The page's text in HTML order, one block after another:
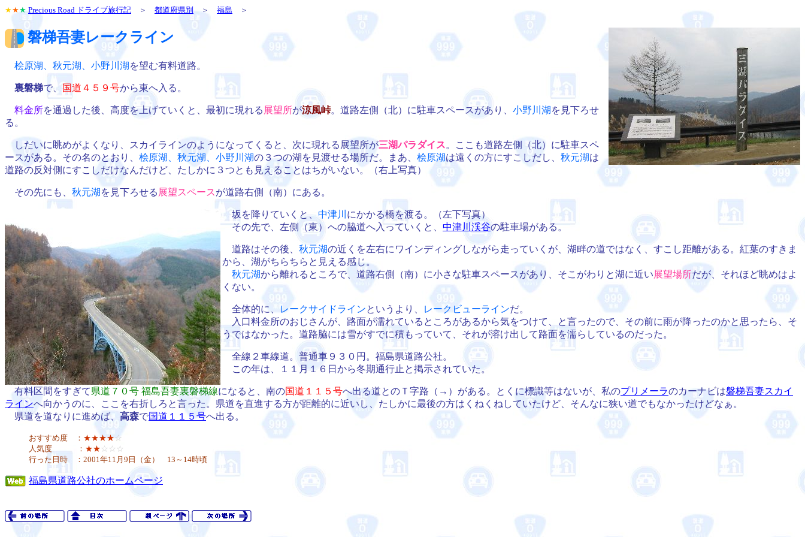
★★★ Precious Road ドライブ旅行記 ＞ 都道府県別＞ 福島 ＞
磐梯吾妻レークライン
桧原湖、秋元湖、小野川湖 を望む有料道路。
裏磐梯で、 国道４５９号から東へ入る。
料金所を通過した後、高度を上げていくと、最初に現れる 展望所が涼風峠。道路左側（北）に駐車スペースがあり、 小野川湖 を見下ろせ
る。
しだいに眺めがよくなり、スカイラインのようになってくると、次に現れる展望所が三湖パラダイス。ここも道路左側（北）に駐車スペ
ースがある。その名のとおり、 桧原湖、秋元湖、小野川湖の３つの湖を見渡せる場所だ。まあ、 桧原湖は遠くの方にすこしだし、 秋元湖は
道路の反対側にすこしだけなんだけど、たしかに３つとも見えることはちがいない。（右上写真）
その先にも、 秋元湖 を見下ろせる 展望スペースが道路右側（南）にある。
坂を降りていくと、 中津川 にかかる橋を渡る。（左下写真）
その先で、左側（東）への脇道へ入っていくと、 中津川渓谷の駐車場がある。
道路はその後、 秋元湖の近くを左右にワインディングしながら走っていくが、湖畔の道ではなく、すこし距離がある。紅葉のすきま
から、湖がちらちらと見える感じ。
秋元湖から離れるところで、道路右側（南）に小さな駐車スペースがあり、そこがわりと湖に近い展望場所だが、それほど眺めはよ
くない。
全体的に、 レークサイドラインというより、 レークビューラインだ。
入口料金所のおじさんが、路面が濡れているところがあるから気をつけて、と言ったので、その前に雨が降ったのかと思ったら、そ
うではなかった。道路脇には雪がすでに積もっていて、それが溶け出して路面を濡らしているのだった。
全線２車線道。普通車９３０円。福島県道路公社。
この年は、１１月１６日から冬期通行止と掲示されていた。
有料区間をすぎて県道７０号 福島吾妻裏磐梯線になると、南の国道１１５号へ出る道とのＴ字路（→）がある。とくに標識等はないが、私のプリメーラのカーナビは磐梯吾妻スカイ
ラインへ向かうのに、ここを右折しろと言った。県道を直進する方が距離的に近いし、たしかに最後の方はくねくねしていたけど、そんなに狭い道でもなかったけどなぁ。
県道を道なりに進めば、 高森で国道１１５号へ出る。
おすすめ度 ： ★★★★☆
人気度 ： ★★☆☆☆
行った日時 ：2001年11月9日（金） 13～14時頃
福島県道路公社のホームページ